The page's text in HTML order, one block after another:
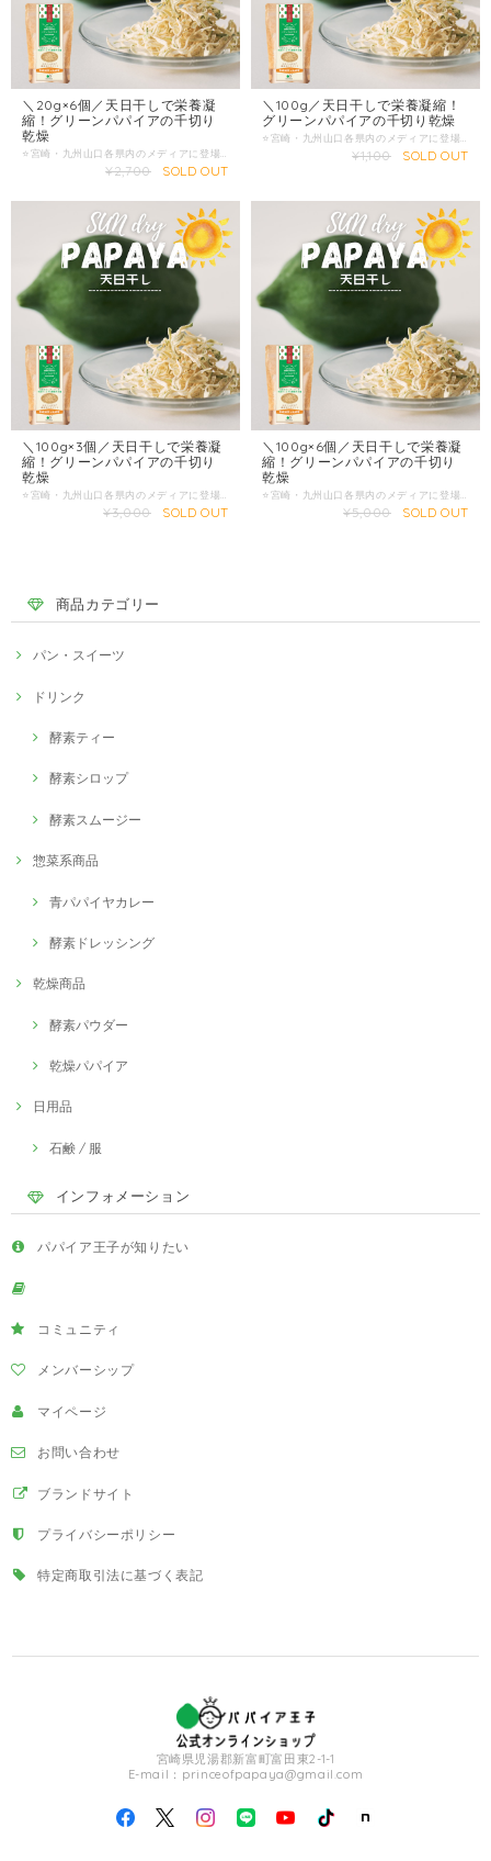
＼20g×6個／天日干しで栄養凝
縮！グリーンパパイアの千切り
乾燥
¥2,700 SOLD OUT
＼100g／天日干しで栄養凝縮！
グリーンパパイアの千切り乾燥
¥1,100 SOLD OUT
＼100g×3個／天日干しで栄養凝
縮！グリーンパパイアの千切り
乾燥
¥3,000 SOLD OUT
＼100g×6個／天日干しで栄養凝
縮！グリーンパパイアの千切り
乾燥
¥5,000 SOLD OUT
商品カテゴリー
パン・スイーツ
ドリンク
酵素ティー
酵素シロップ
酵素スムージー
惣菜系商品
青パパイヤカレー
酵素ドレッシング
乾燥商品
酵素パウダー
乾燥パパイア
日用品
石鹸 / 服
インフォメーション
パパイア王子が知りたい
コミュニティ
メンバーシップ
マイページ
お問い合わせ
ブランドサイト
プライバシーポリシー
特定商取引法に基づく表記
宮崎県児湯郡新富町富田東2-1-1
E-mail： princeofpapaya@gmail.com